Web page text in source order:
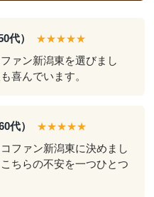
代） ★★★★★
ァン新潟東を選びまし
喜んでいます。
代） ★★★★★
ファン新潟東に決めまし
ちらの不安を一つひとつ